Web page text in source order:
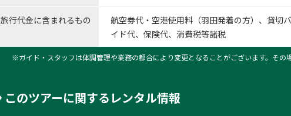
旅行代金に含まれるもの
航空券代・空港使用料（羽田発着の方）、貸切
イド代、保険代、消費税等諸税
※ガイド・スタッフは体調管理や業務の都合により変更となることがございます。その
このツアーに関するレンタル情報